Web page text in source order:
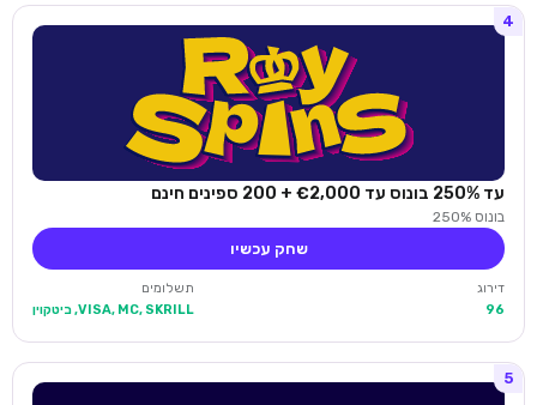
4
עד 250% בונוס עד €2,000 + 200 ספינים חינם
בונוס 250%
שחק עכשיו
דירוג
96
תשלומים
VISA, MC, SKRILL, ביטקוין
5